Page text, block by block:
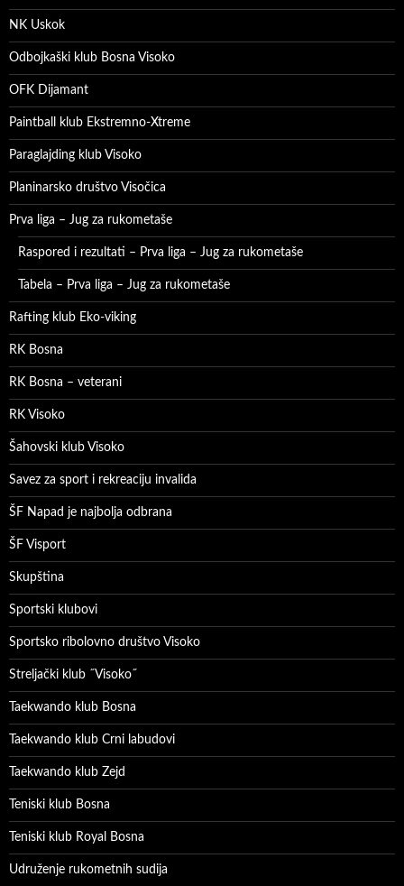
NK Uskok
Odbojkaški klub Bosna Visoko
OFK Dijamant
Paintball klub Ekstremno-Xtreme
Paraglajding klub Visoko
Planinarsko društvo Visočica
Prva liga – Jug za rukometaše
Raspored i rezultati – Prva liga – Jug za rukometaše
Tabela – Prva liga – Jug za rukometaše
Rafting klub Eko-viking
RK Bosna
RK Bosna – veterani
RK Visoko
Šahovski klub Visoko
Savez za sport i rekreaciju invalida
ŠF Napad je najbolja odbrana
ŠF Visport
Skupština
Sportski klubovi
Sportsko ribolovno društvo Visoko
Streljački klub ˝Visoko˝
Taekwando klub Bosna
Taekwando klub Crni labudovi
Taekwando klub Zejd
Teniski klub Bosna
Teniski klub Royal Bosna
Udruženje rukometnih sudija